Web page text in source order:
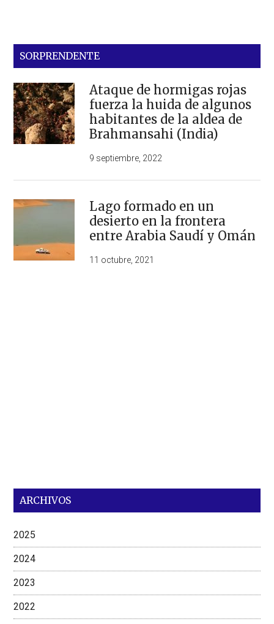
SORPRENDENTE
Ataque de hormigas rojas
fuerza la huida de algunos
habitantes de la aldea de
Brahmansahi (India)
9 septiembre, 2022
Lago formado en un
desierto en la frontera
entre Arabia Saudí y Omán
11 octubre, 2021
ARCHIVOS
2025
2024
2023
2022